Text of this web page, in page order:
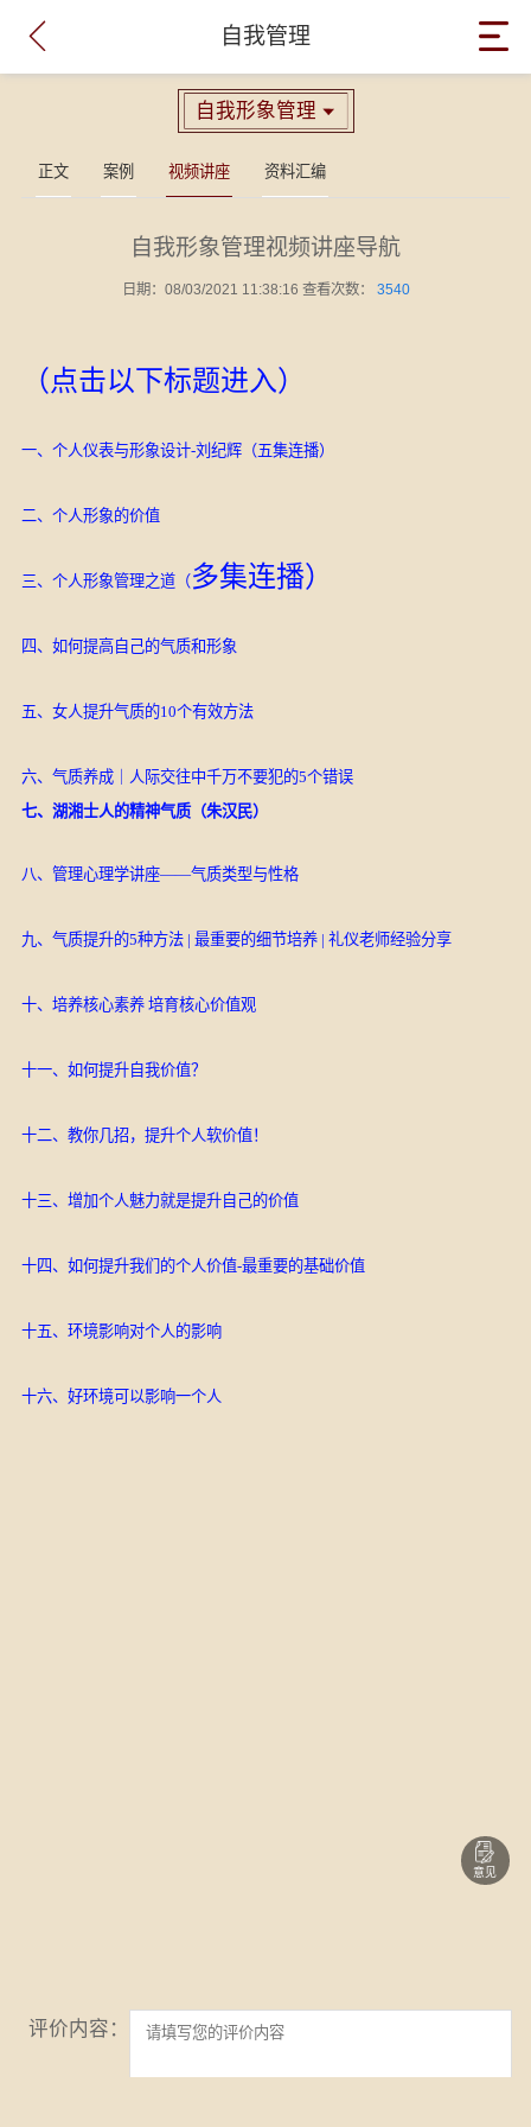
自我管理

意见
自我形象管理 
正文 案例 视频讲座 资料汇编
自我形象管理视频讲座导航
日期：08/03/2021 11:38:16 查看次数： 3540
（点击以下标题进入）
一、 个人仪表与形象设计-刘纪辉（五集连播）
二、个人形象的价值
三、个人形象管理之道（多集连播）
四、如何提高自己的气质和形象
五、女人提升气质的10个有效方法
六、气质养成｜人际交往中千万不要犯的5个错误
七、湖湘士人的精神气质（朱汉民）
八、 管理心理学讲座——气质类型与性格
九、气质提升的5种方法 | 最重要的细节培养 | 礼仪老师经验分享
十、培养核心素养 培育核心价值观
十一、如何提升自我价值？
十二、教你几招，提升个人软价值！
十三、增加个人魅力就是提升自己的价值
十四、如何提升我们的个人价值-最重要的基础价值
十五、环境影响对个人的影响
十六、 好环境可以影响一个人
评价内容：